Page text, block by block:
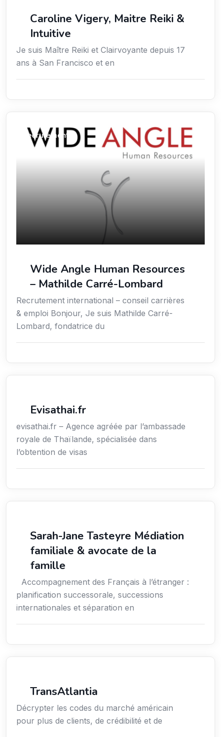
Caroline Vigery, Maitre Reiki &
Intuitive
Je suis Maître Reiki et Clairvoyante depuis 17
ans à San Francisco et en
Recrutement
Wide Angle Human Resources
– Mathilde Carré-Lombard
Recrutement international – conseil carrières
& emploi Bonjour, Je suis Mathilde Carré-
Lombard, fondatrice du
Evisathai.fr
evisathai.fr – Agence agréée par l’ambassade
royale de Thaïlande, spécialisée dans
l’obtention de visas
Sarah-Jane Tasteyre Médiation
familiale & avocate de la
famille
Accompagnement des Français à l’étranger :
planification successorale, successions
internationales et séparation en
TransAtlantia
Décrypter les codes du marché américain
pour plus de clients, de crédibilité et de